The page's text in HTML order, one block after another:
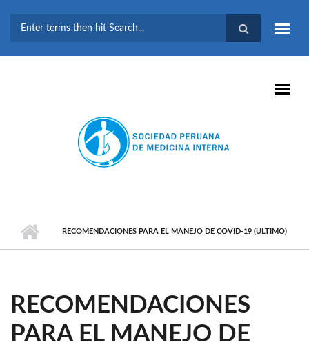
BÚSQUEDA
RECOMENDACIONES PARA EL MANEJO DE COVID-19 (ULTIMO)
RECOMENDACIONES
PARA EL MANEJO DE